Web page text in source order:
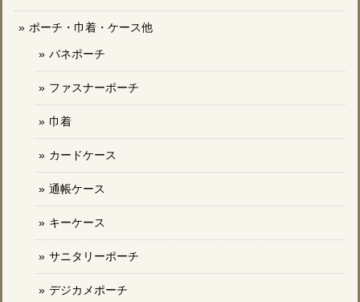
ポーチ・巾着・ケース他
バネポーチ
ファスナーポーチ
巾着
カードケース
通帳ケース
キーケース
サニタリーポーチ
デジカメポーチ